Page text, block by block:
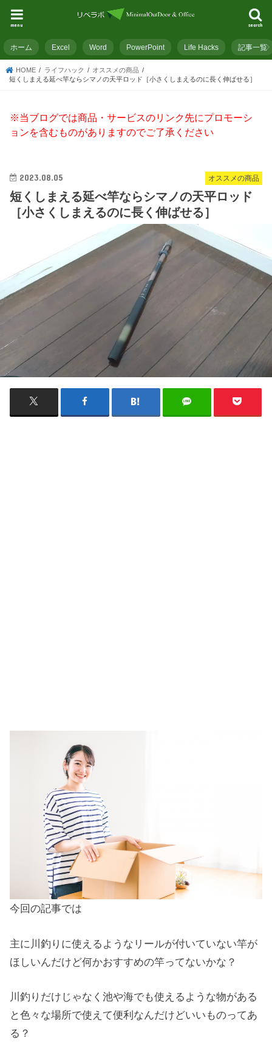
search
menu
ホーム Excel Word PowerPoint Life Hacks 記事一覧
HOME ライフハック
オススメの商品
短くしまえる延べ竿ならシマノの天平ロッド［小さくしまえるのに長く伸ばせる］
※当ブログでは商品・サービスのリンク先にプロモーシ
ョンを含むものがありますのでご了承ください
オススメの商品
2023.08.05
短くしまえる延べ竿ならシマノの天平ロッド
［小さくしまえるのに長く伸ばせる］
今回の記事では
主に川釣りに使えるようなリールが付いていない竿が
ほしいんだけど何かおすすめの竿ってないかな？
川釣りだけじゃなく池や海でも使えるような物がある
と色々な場所で使えて便利なんだけどいいものってあ
る？